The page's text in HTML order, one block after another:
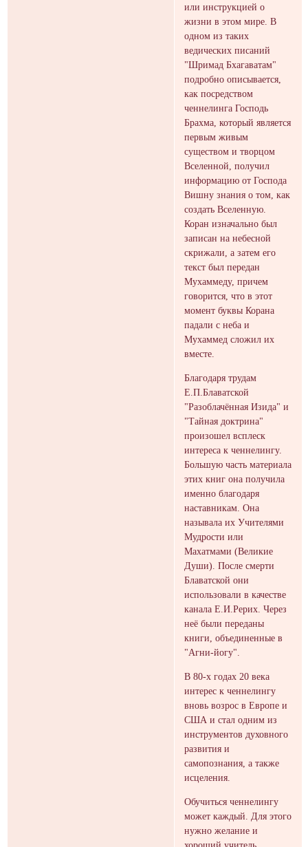
или инструкцией о
жизни в этом мире. В
одном из таких
ведических писаний
"Шримад Бхагаватам"
подробно описывается,
как посредством
ченнелинга Господь
Брахма, который является
первым живым
существом и творцом
Вселенной, получил
информацию от Господа
Вишну знания о том, как
создать Вселенную.
Коран изначально был
записан на небесной
скрижали, а затем его
текст был передан
Мухаммеду, причем
говорится, что в этот
момент буквы Корана
падали с неба и
Мухаммед сложил их
вместе.
Благодаря трудам
Е.П.Блаватской
"Разоблачённая Изида" и
"Тайная доктрина"
произошел всплеск
интереса к ченнелингу.
Большую часть материала
этих книг она получила
именно благодаря
наставникам. Она
называла их Учителями
Мудрости или
Махатмами (Великие
Души). После смерти
Блаватской они
использовали в качестве
канала Е.И.Рерих. Через
неё были переданы
книги, объединенные в
"Агни-йогу".
В 80-х годах 20 века
интерес к ченнелингу
вновь возрос в Европе и
США и стал одним из
инструментов духовного
развития и
самопознания, а также
исцеления.
Обучиться ченнелингу
может каждый. Для этого
нужно желание и